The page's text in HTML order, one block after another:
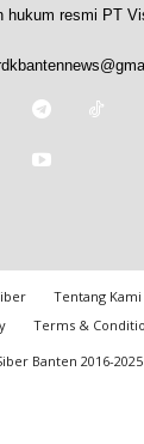
hukum resmi PT
Tentang Kami
Terms &
Banten 2016-2025